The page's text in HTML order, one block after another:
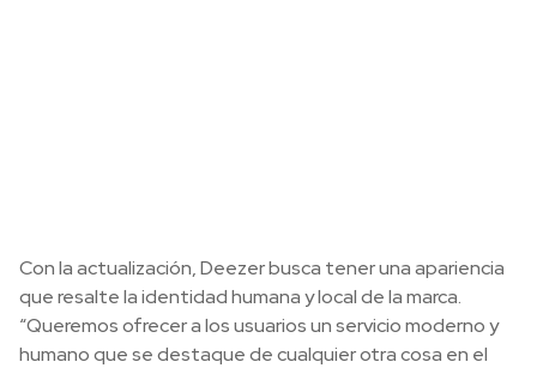
Con la actualización, Deezer busca tener una apariencia
que resalte la identidad humana y local de la marca.
“Queremos ofrecer a los usuarios un servicio moderno y
humano que se destaque de cualquier otra cosa en el